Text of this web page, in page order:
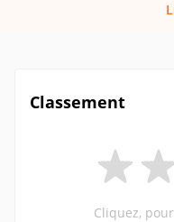
Classement
Cliquez,